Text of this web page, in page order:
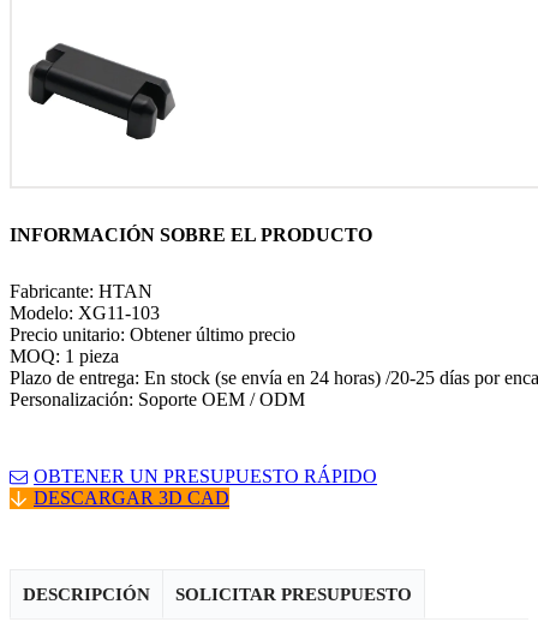
INFORMACIÓN SOBRE EL PRODUCTO
Fabricante: HTAN
Modelo: XG11-103
Precio unitario: Obtener último precio
MOQ: 1 pieza
Plazo de entrega: En stock (se envía en 24 horas) /20-25 días por
Personalización: Soporte OEM / ODM
OBTENER UN PRESUPUESTO RÁPIDO
DESCARGAR 3D CAD
DESCRIPCIÓN SOLICITAR PRESUPUESTO